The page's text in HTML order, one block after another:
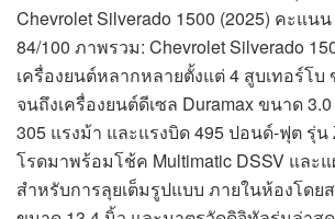
Chevrolet Silverado 1500 (2025) คะแนน
84/100 ภาพรวม: Chevrolet Silverado
เครื่องยนต์หลากหลายตั้งแต่ 4 สูบเทอร์โบ
จนถึงเครื่องยนต์ดีเซล Duramax ขนาด
305 แรงม้า และแรงบิด 495 ปอนด์-ฟุต รุ่
โรดมาพร้อมโช้ค Multimatic DSSV และ
สำหรับการลุยเต็มรูปแบบ ภายในห้องโด